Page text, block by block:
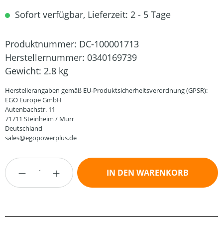
Sofort verfügbar, Lieferzeit: 2 - 5 Tage
Produktnummer: DC-100001713
Herstellernummer: 0340169739
Gewicht: 2.8 kg
Herstellerangaben gemäß EU-Produktsicherheitsverordnung (GPSR):
EGO Europe GmbH
Autenbachstr. 11
71711 Steinheim / Murr
Deutschland
sales@egopowerplus.de
Produkt Anzahl: Gib den gewünschten
IN DEN WARENKORB